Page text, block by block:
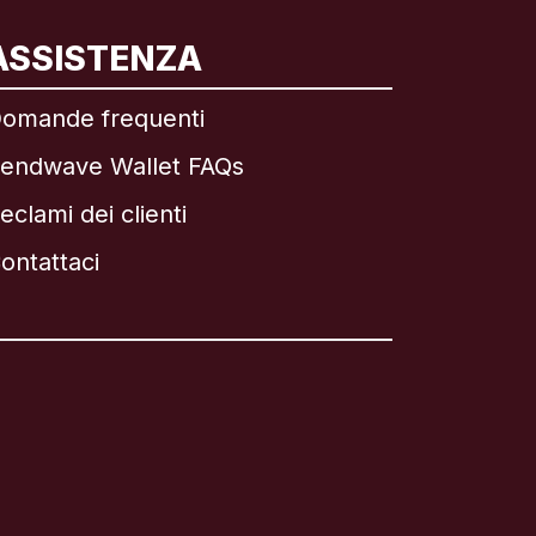
frequenti
Wallet FAQs
dei clienti